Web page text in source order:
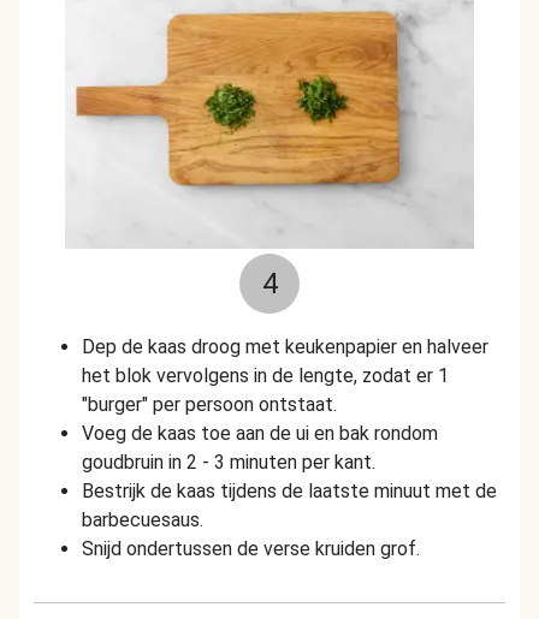
4
Dep de kaas droog met keukenpapier en halveer
het blok vervolgens in de lengte, zodat er 1
"burger" per persoon ontstaat.
Voeg de kaas toe aan de ui en bak rondom
goudbruin in 2 - 3 minuten per kant.
Bestrijk de kaas tijdens de laatste minuut met de
barbecuesaus.
Snijd ondertussen de verse kruiden grof.